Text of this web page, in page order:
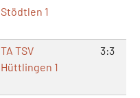
Stödtlen 1
TA TSV
Hüttlingen 1
3:3